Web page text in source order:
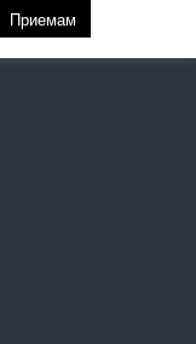
Приемам